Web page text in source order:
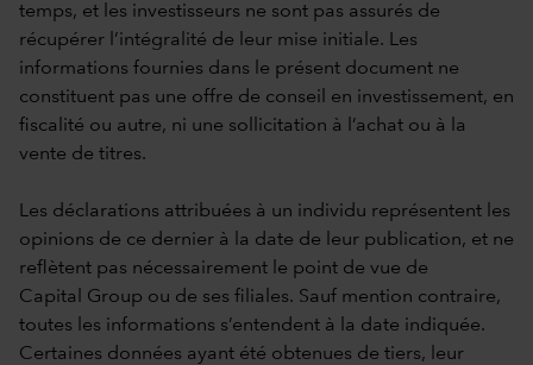
temps, et les investisseurs ne sont pas assurés de
récupérer l’intégralité de leur mise initiale. Les
informations fournies dans le présent document ne
constituent pas une offre de conseil en investissement, en
fiscalité ou autre, ni une sollicitation à l’achat ou à la
vente de titres.
Les déclarations attribuées à un individu représentent les
opinions de ce dernier à la date de leur publication, et ne
reflètent pas nécessairement le point de vue de
Capital Group ou de ses filiales. Sauf mention contraire,
toutes les informations s’entendent à la date indiquée.
Certaines données ayant été obtenues de tiers, leur